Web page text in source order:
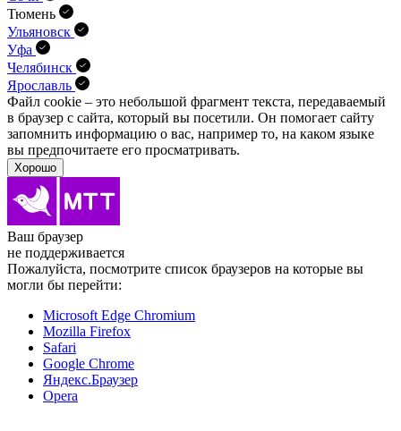
Тюмень
Ульяновск
Уфа
Челябинск
Ярославль
Файл cookie – это небольшой фрагмент текста, передава­емый
в браузер с сайта, который вы посетили. Он помо­гает сайту
запомнить информацию о вас, например то, на каком языке
вы предпочитаете его просматривать.
Хорошо
Ваш браузер
не поддерживается
Пожалуйста, посмотрите список браузеров на которые вы
могли бы перейти:
Microsoft Edge Chromium
Mozilla Firefox
Safari
Google Chrome
Яндекс.Браузер
Opera